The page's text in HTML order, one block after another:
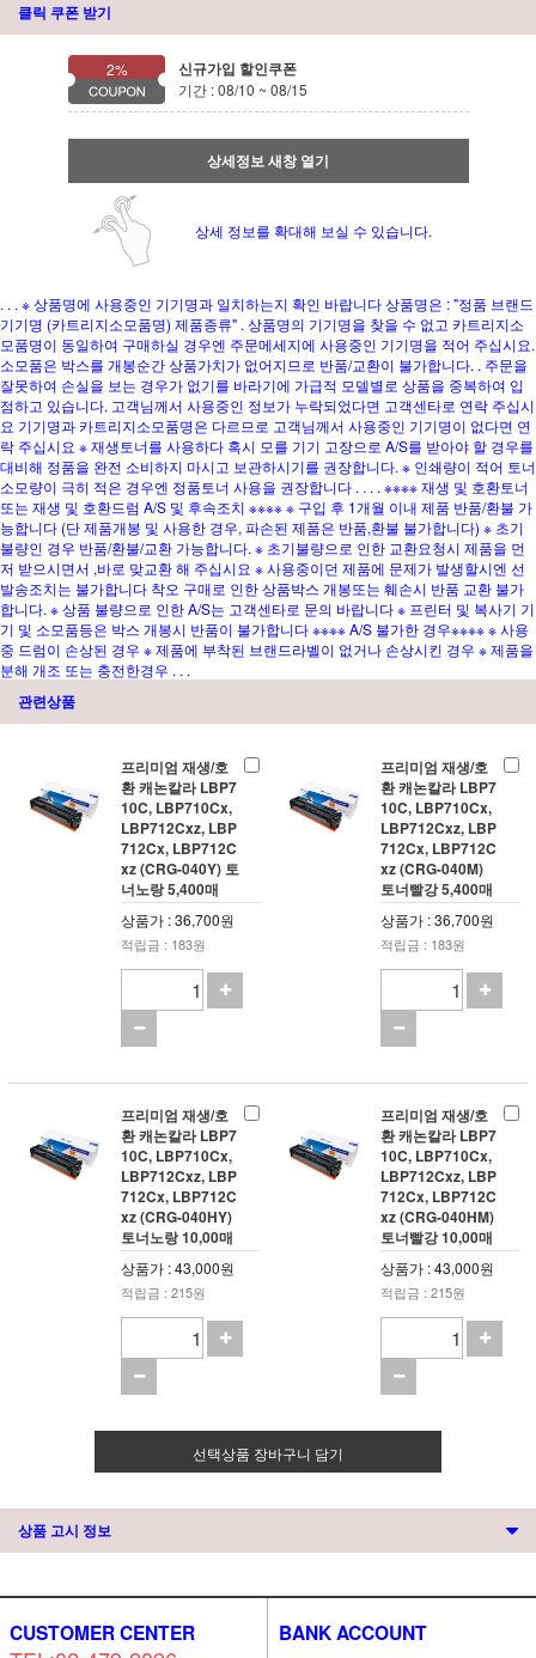
클릭 쿠폰 받기
2% 신규가입 할인쿠폰
기간 : 08/10 ~ 08/15
상세정보 새창 열기
상세 정보를 확대해 보실 수 있습니다.
. . . ※ 상품명에 사용중인 기기명과 일치하는지 확인 바랍니다 상품명은 : "정품 브랜드
기기명 (카트리지소모품명) 제품종류" . 상품명의 기기명을 찾을 수 없고 카트리지소
모품명이 동일하여 구매하실 경우엔 주문메세지에 사용중인 기기명을 적어 주십시요.
소모품은 박스를 개봉순간 상품가치가 없어지므로 반품/교환이 불가합니다. . 주문을
잘못하여 손실을 보는 경우가 없기를 바라기에 가급적 모델별로 상품을 중복하여 입
점하고 있습니다. 고객님께서 사용중인 정보가 누락되었다면 고객센타로 연락 주십시
요 기기명과 카트리지소모품명은 다르므로 고객님께서 사용중인 기기명이 없다면 연
락 주십시요 ※ 재생토너를 사용하다 혹시 모를 기기 고장으로 A/S를 받아야 할 경우를
대비해 정품을 완전 소비하지 마시고 보관하시기를 권장합니다. ※ 인쇄량이 적어 토너
소모량이 극히 적은 경우엔 정품토너 사용을 권장합니다 . . . . ※※※※ 재생 및 호환토너
또는 재생 및 호환드럼 A/S 및 후속조치 ※※※※ ※ 구입 후 1개월 이내 제품 반품/환불 가
능합니다 (단 제품개봉 및 사용한 경우, 파손된 제품은 반품,환불 불가합니다) ※ 초기
불량인 경우 반품/환불/교환 가능합니다. ※ 초기불량으로 인한 교환요청시 제품을 먼
저 받으시면서 ,바로 맞교환 해 주십시요 ※ 사용중이던 제품에 문제가 발생할시엔 선
발송조치는 불가합니다 착오 구매로 인한 상품박스 개봉또는 훼손시 반품 교환 불가
합니다. ※ 상품 불량으로 인한 A/S는 고객센타로 문의 바랍니다 ※ 프린터 및 복사기 기
기 및 소모품등은 박스 개봉시 반품이 불가합니다 ※※※※ A/S 불가한 경우※※※※ ※ 사용
중 드럼이 손상된 경우 ※ 제품에 부착된 브랜드라벨이 없거나 손상시킨 경우 ※ 제품을
분해 개조 또는 충전한경우 . . .
관련상품
프리미엄 재생/호
환 캐논칼라 LBP7
10C, LBP710Cx,
LBP712Cxz, LBP
712Cx, LBP712C
xz (CRG-040Y) 토
너노랑 5,400매
상품가 : 36,700원
적립금 : 183원
프리미엄 재생/호
환 캐논칼라 LBP7
10C, LBP710Cx,
LBP712Cxz, LBP
712Cx, LBP712C
xz (CRG-040M)
토너빨강 5,400매
상품가 : 36,700원
적립금 : 183원
프리미엄 재생/호
환 캐논칼라 LBP7
10C, LBP710Cx,
LBP712Cxz, LBP
712Cx, LBP712C
xz (CRG-040HY)
토너노랑 10,00매
상품가 : 43,000원
적립금 : 215원
프리미엄 재생/호
환 캐논칼라 LBP7
10C, LBP710Cx,
LBP712Cxz, LBP
712Cx, LBP712C
xz (CRG-040HM)
토너빨강 10,00매
상품가 : 43,000원
적립금 : 215원
선택상품 장바구니 담기
상품 고시 정보
CUSTOMER CENTER BANK ACCOUNT